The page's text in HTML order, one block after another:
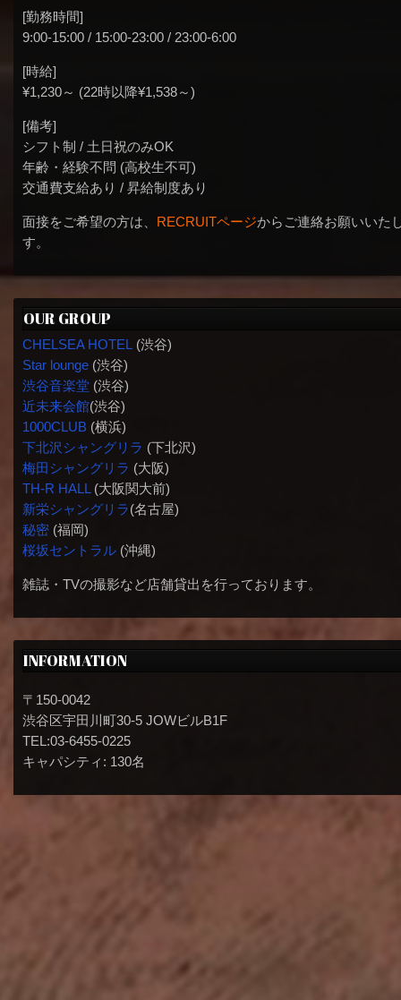
[勤務時間]
9:00-15:00 / 15:00-23:00 / 23:00-6:00
[時給]
¥1,230～ (22時以降¥1,538～)
[備考]
シフト制 / 土日祝のみOK
年齢・経験不問 (高校生不可)
交通費支給あり / 昇給制度あり
面接をご希望の方は、 RECRUITページからご連絡お願いいた
す。
OUR GROUP
CHELSEA HOTEL (渋谷)
Star lounge(渋谷)
渋谷音楽堂(渋谷)
近未来会館(渋谷)
1000CLUB(横浜)
下北沢シャングリラ (下北沢)
梅田シャングリラ (大阪)
TH-R HALL(大阪関大前)
新栄シャングリラ(名古屋)
秘密(福岡)
桜坂セントラル(沖縄)
雑誌・TVの撮影など店舗貸出を行っております。
INFORMATION
〒150-0042
渋谷区宇田川町30-5 JOWビルB1F
TEL:03-6455-0225
キャパシティ: 130名